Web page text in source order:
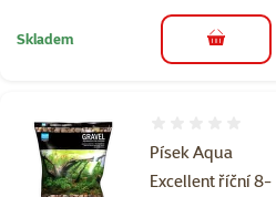
Skladem do košíku
Písek Aqua
Excellent říční 8-